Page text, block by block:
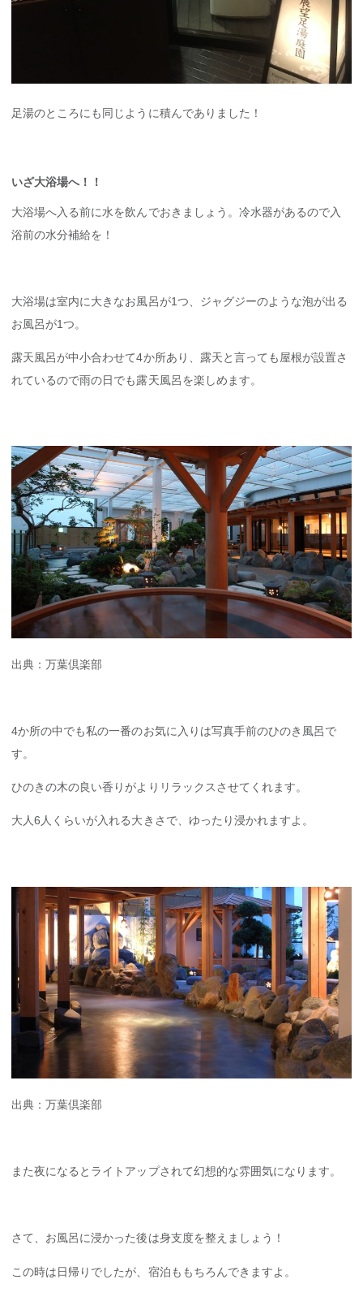
足湯のところにも同じように積んでありました！
いざ大浴場へ！！
大浴場へ入る前に水を飲んでおきましょう。冷水器があるので入
浴前の水分補給を！
大浴場は室内に大きなお風呂が1つ、ジャグジーのような泡が出る
お風呂が1つ。
露天風呂が中小合わせて4か所あり、露天と言っても屋根が設置さ
れているので雨の日でも露天風呂を楽しめます。
出典：万葉倶楽部
4か所の中でも私の一番のお気に入りは写真手前のひのき風呂で
す。
ひのきの木の良い香りがよりリラックスさせてくれます。
大人6人くらいが入れる大きさで、ゆったり浸かれますよ。
出典：万葉倶楽部
また夜になるとライトアップされて幻想的な雰囲気になります。
さて、お風呂に浸かった後は身支度を整えましょう！
この時は日帰りでしたが、宿泊ももちろんできますよ。